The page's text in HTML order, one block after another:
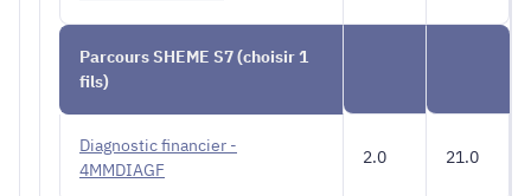
Parcours SHEME S7 (choisir 1
fils)
Diagnostic financier -
4MMDIAGF
2.0 21.0